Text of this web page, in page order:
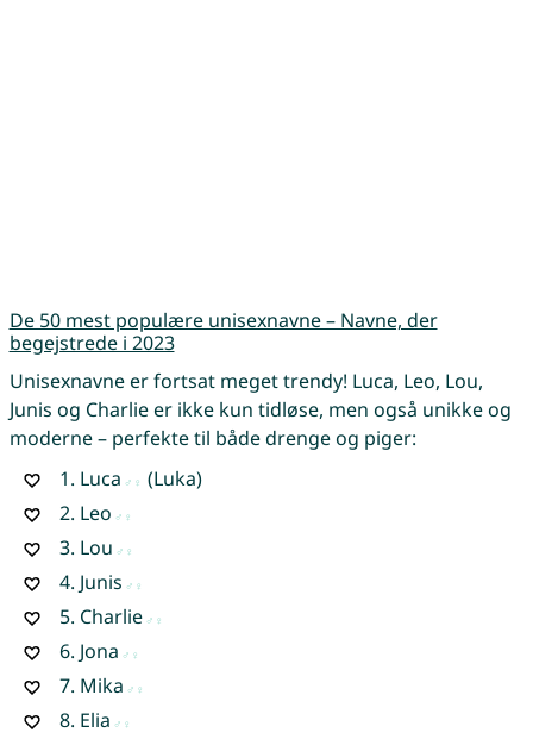
De 50 mest populære unisexnavne – Navne, der
begejstrede i 2023
Unisexnavne er fortsat meget trendy! Luca, Leo, Lou,
Junis og Charlie er ikke kun tidløse, men også unikke og
moderne – perfekte til både drenge og piger:
1. Luca
(Luka)
2. Leo
3. Lou
4. Junis
5. Charlie
6. Jona
7. Mika
8. Elia